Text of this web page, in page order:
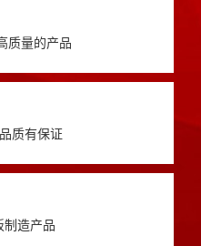
质量的产品
质有保证
制造产品